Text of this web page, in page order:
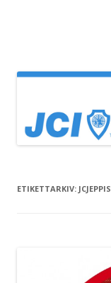
ETIKETTARKIV: JCJEPPIS